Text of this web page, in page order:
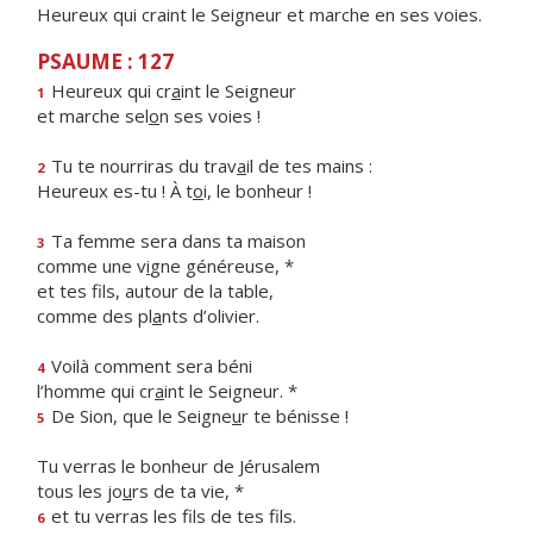
Heureux qui craint le Seigneur et marche en ses voies.
PSAUME : 127
1 Heureux qui craint le Seigneur
et marche selon ses voies !
2 Tu te nourriras du travail de tes mains :
Heureux es-tu ! À toi, le bonheur !
3 Ta femme sera dans ta maison
comme une vigne généreuse, *
et tes fils, autour de la table,
comme des plants d’olivier.
4 Voilà comment sera béni
l’homme qui craint le Seigneur. *
5 De Sion, que le Seigneur te bénisse !
Tu verras le bonheur de Jérusalem
tous les jours de ta vie, *
6 et tu verras les fls de tes fils.